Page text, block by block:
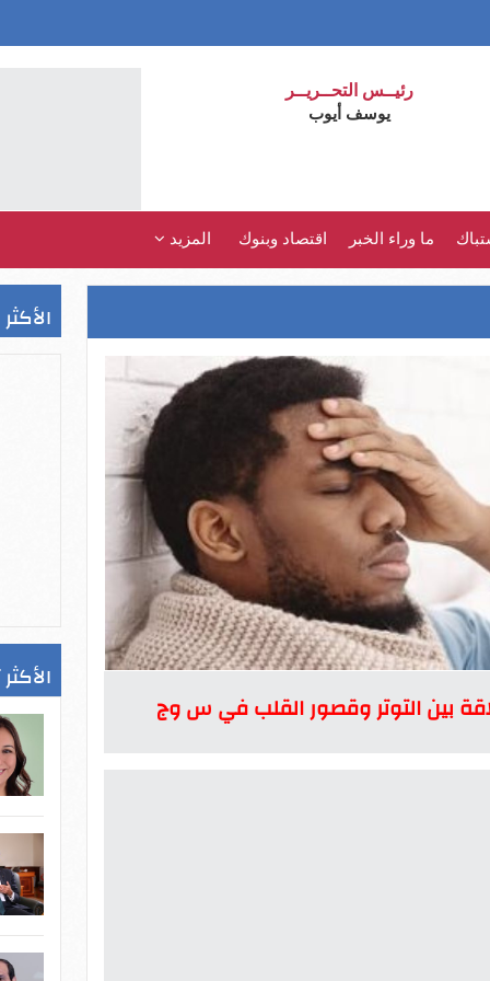
رئيــس التحــريــر
يوسف أيوب
ما وراء الخبر اقتصاد وبنوك المزيد
بين التوتر وقصور القلب في س وج